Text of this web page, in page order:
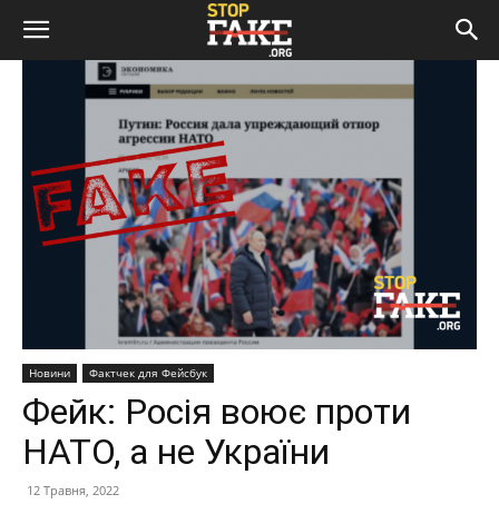
Новини Фактчек для Фейсбук
Фейк: Росія воює проти
НАТО, а не України
12 Травня, 2022